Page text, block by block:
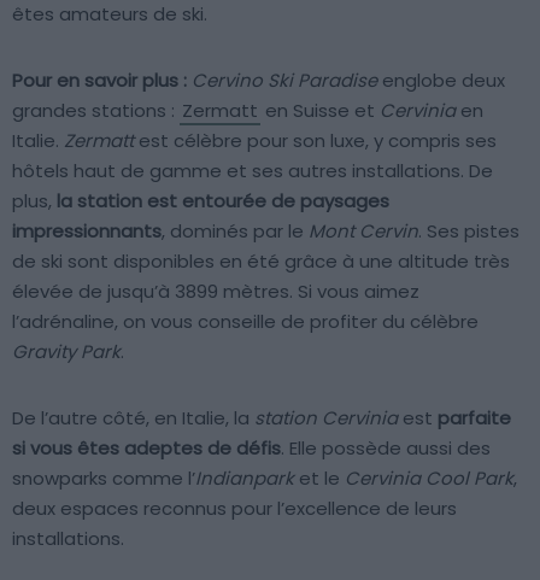
êtes amateurs de ski.
Pour en savoir plus : Cervino Ski Paradiseenglobe deux
grandes stations : Zermatt en Suisse et Cerviniaen
Italie. Zermattest célèbre pour son luxe, y compris ses
hôtels haut de gamme et ses autres installations. De
plus, la station est entourée de paysages
impressionnants, dominés par le Mont Cervin. Ses pistes
de ski sont disponibles en été grâce à une altitude très
élevée de jusqu’à 3899 mètres. Si vous aimez
l’adrénaline, on vous conseille de profiter du célèbre
Gravity Park.
De l’autre côté, en Italie, la station Cerviniaest parfaite
si vous êtes adeptes de défis. Elle possède aussi des
snowparks comme l’Indianparket le Cervinia Cool Park,
deux espaces reconnus pour l’excellence de leurs
installations.